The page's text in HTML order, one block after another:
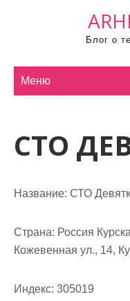
Блог о
Меню
СТО
Название: СТО
Страна: Россия
Кожевенная ул., 14,
Индекс: 305019